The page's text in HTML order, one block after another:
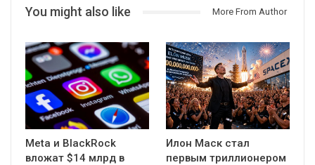
You might also like More From Author
Meta и BlackRock
вложат $14 млрд в
Илон Маск стал
первым триллионером